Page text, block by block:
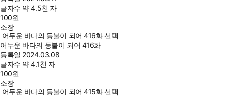
글자수 약 4.5천 자
100원
소장
어두운 바다의 등불이 되어 416화 선택
어두운 바다의 등불이 되어 416화
등록일 2024.03.08
글자수 약 4.1천 자
100원
소장
어두운 바다의 등불이 되어 415화 선택